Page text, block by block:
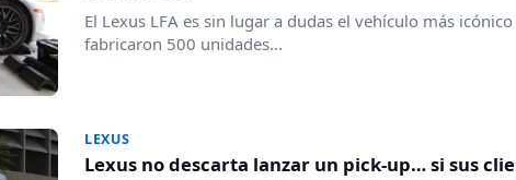
El Lexus LFA es sin lugar a dudas el vehículo más
fabricaron 500 unidades...
LEXUS
Lexus no descarta lanzar un pick-up… si sus